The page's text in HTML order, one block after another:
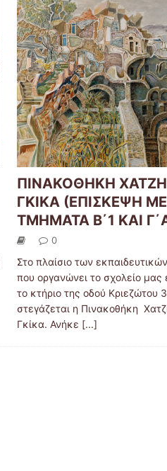
ΠΙΝΑΚΟΘΗΚΗ
ΓΚΙΚΑ (ΕΠΙΣΚΕΨΗ
ΤΜΗΜΑΤΑ Β΄1 ΚΑΙ
0
Στο πλαίσιο των
που οργανώνει το σχολείο
το κτήριο της οδού Κριεζώτου
στεγάζεται η Πινακοθήκη
Γκίκα. Ανήκε [...]